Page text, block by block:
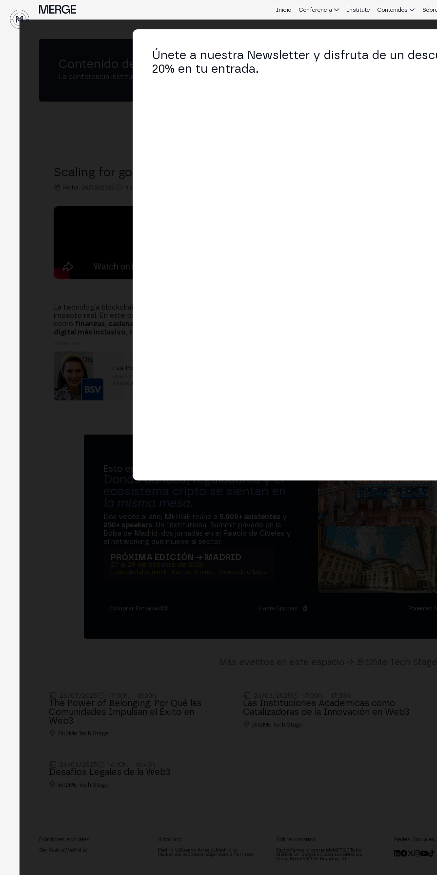
Inicio Conferencia Institute Contenidos
Contenido de MERGE Buenos Aires
La conferencia institucional de cripto y Web3 que conecta Europa y Latinoamérica.
Scaling for good: Cómo BSV Está Construyendo un Mundo Mejor
Fecha: 25/03/2025
La tecnología blockchain tiene el potencial de generar un
impacto real. En este panel, exploraremos cómo la
como finanzas, cadena de suministro, gobernanza e iniciativas de impacto social
digital más inclusivo, transparente y eficiente
Eva Porras
Esto es MERGE
Donde bancos, reguladores y el
ecosistema cripto se sientan en
la misma mesa.
Dos veces al año, MERGE reúne a 5.000+ asistentes y
250+ speakers. Un Institutional Summit privado en la
Bolsa de Madrid, dos jornadas en el Palacio de Cibeles y
el networking que mueve al sector.
PRÓXIMA EDICIÓN → MADRID
27 al 29 de octubre de 2026
Institutional summit · Main conference · Palacio de Cibeles
Comprar Entradas Hazte Sponsor Ponentes
The Power of Belonging: Por Qué las
Comunidades Impulsan el Éxito en
Web3
Bit2Me Tech Stage
Las Instituciones Academicas como
Catalizadoras de la Innovación en Web3
Bit2Me Tech Stage
Desafíos Legales de la Web3
Bit2Me Tech Stage
Ediciones actuales
São Paulo '26 Madrid '26
Histórico
Madrid '25Buenos Aires '25Madrid '24
Hackathon '26 SpeakersSponsors & Partners
Sobre nosotros
EquipoTemas y contenidoMERGE Talks
MERGE On StageFAQsContactoMedios
Press Room MERGE Branding KIT
Redes Sociales
Únete a nuestra Newsletter y disfruta de un
20% en tu entrada.